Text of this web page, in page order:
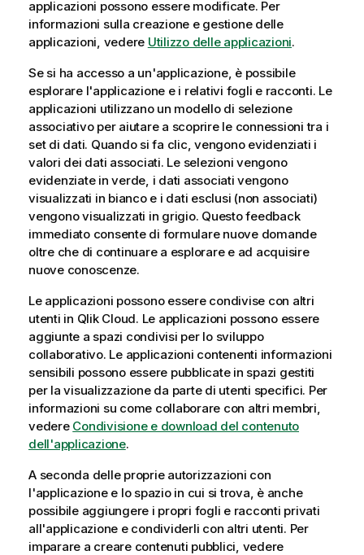
applicazioni possono essere modificate. Per
informazioni sulla creazione e gestione delle
applicazioni, vedere Utilizzo delle applicazioni.
Se si ha accesso a un'applicazione, è possibile
esplorare l'applicazione e i relativi fogli e racconti. Le
applicazioni utilizzano un modello di selezione
associativo per aiutare a scoprire le connessioni tra i
set di dati. Quando si fa clic, vengono evidenziati i
valori dei dati associati. Le selezioni vengono
evidenziate in verde, i dati associati vengono
visualizzati in bianco e i dati esclusi (non associati)
vengono visualizzati in grigio. Questo feedback
immediato consente di formulare nuove domande
oltre che di continuare a esplorare e ad acquisire
nuove conoscenze.
Le applicazioni possono essere condivise con altri
utenti in Qlik Cloud. Le applicazioni possono essere
aggiunte a spazi condivisi per lo sviluppo
collaborativo. Le applicazioni contenenti informazioni
sensibili possono essere pubblicate in spazi gestiti
per la visualizzazione da parte di utenti specifici. Per
informazioni su come collaborare con altri membri,
vedere Condivisione e download del contenuto
dell'applicazione.
A seconda delle proprie autorizzazioni con
l'applicazione e lo spazio in cui si trova, è anche
possibile aggiungere i propri fogli e racconti privati
all'applicazione e condividerli con altri utenti. Per
imparare a creare contenuti pubblici, vedere